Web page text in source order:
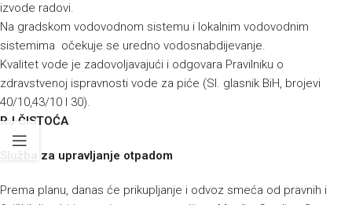
izvode radovi.
Na gradskom vodovodnom sistemu i lokalnim vodovodnim
sistemima očekuje se uredno vodosnabdijevanje.
Kvalitet vode je zadovoljavajući i odgovara Pravilniku o
zdravstvenoj ispravnosti vode za piće (Sl. glasnik BiH, brojevi
40/10,43/10 I 30).
RJ ČISTOĆA
Služba za upravljanje otpadom
Prema planu, danas će prikupljanje i odvoz smeća od pravnih i